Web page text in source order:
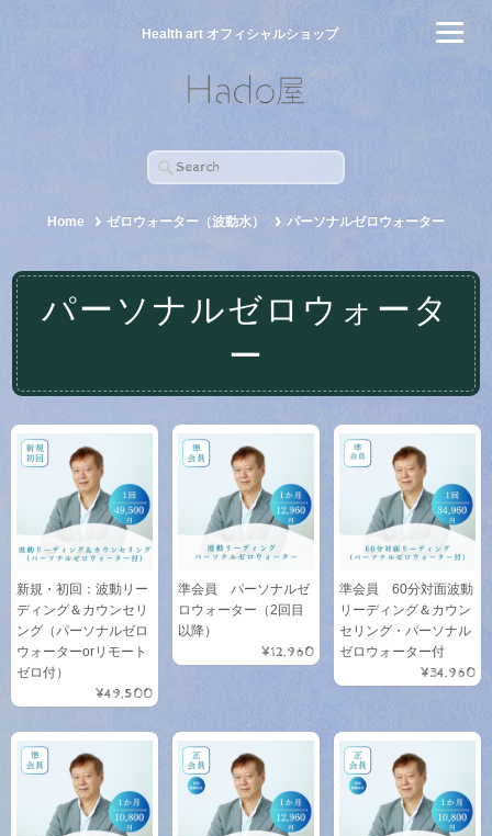
Health art オフィシャルショップ
Home ゼロウォーター（波動水） パーソナルゼロウォーター
パーソナルゼロウォータ
ー
新規・初回：波動リー
ディング＆カウンセリ
ング（パーソナルゼロ
ウォーターorリモート
ゼロ付）
¥49,500
準会員 パーソナルゼ
ロウォーター（2回目
以降）
¥12,960
準会員 60分対面波動
リーディング＆カウン
セリング・パーソナル
ゼロウォーター付
¥34,960